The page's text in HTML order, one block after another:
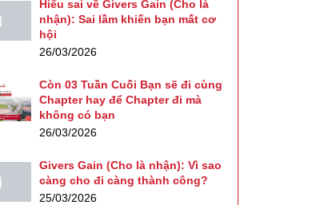
Hiểu sai về Givers Gain (Cho là
nhận): Sai lầm khiến bạn mất cơ
hội
26/03/2026
Còn 03 Tuần Cuối Bạn sẽ đi cùng
Chapter hay để Chapter đi mà
không có bạn
26/03/2026
Givers Gain (Cho là nhận): Vì sao
càng cho đi càng thành công?
25/03/2026